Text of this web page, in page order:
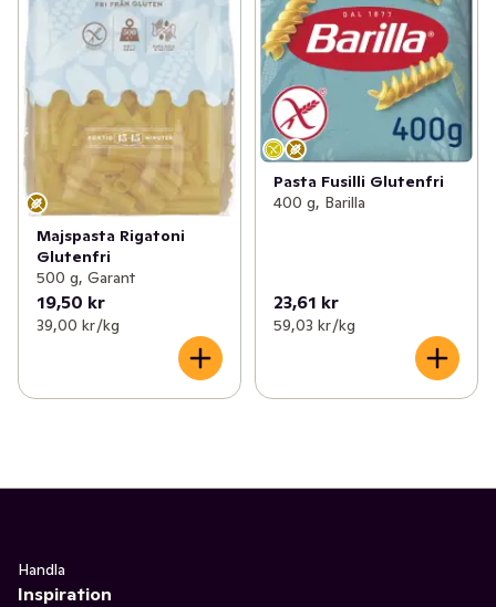
Majspasta Rigatoni
Glutenfri
500 g, Garant
19,50 kr
39,00 kr /kg
Pasta Fusilli Glutenfri
400 g, Barilla
23,61 kr
59,03 kr /kg
Handla
Inspiration